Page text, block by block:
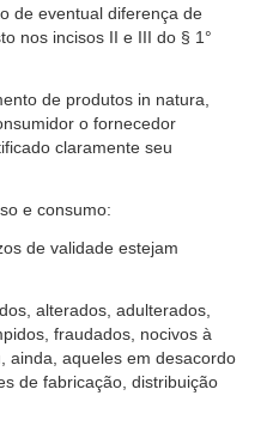
de eventual diferença de
nos incisos II e III do § 1°
de produtos in natura,
o fornecedor
claramente seu
e consumo:
de validade estejam
alterados, adulterados,
fraudados, nocivos à
ainda, aqueles em desacordo
de fabricação, distribuição